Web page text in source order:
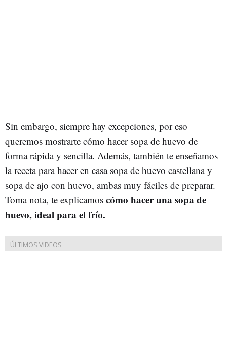
Sin embargo, siempre hay excepciones, por eso
queremos mostrarte cómo hacer sopa de huevo de
forma rápida y sencilla. Además, también te enseñamos
la receta para hacer en casa sopa de huevo castellana y
sopa de ajo con huevo, ambas muy fáciles de preparar.
Toma nota, te explicamos cómo hacer una sopa de
huevo, ideal para el frío.